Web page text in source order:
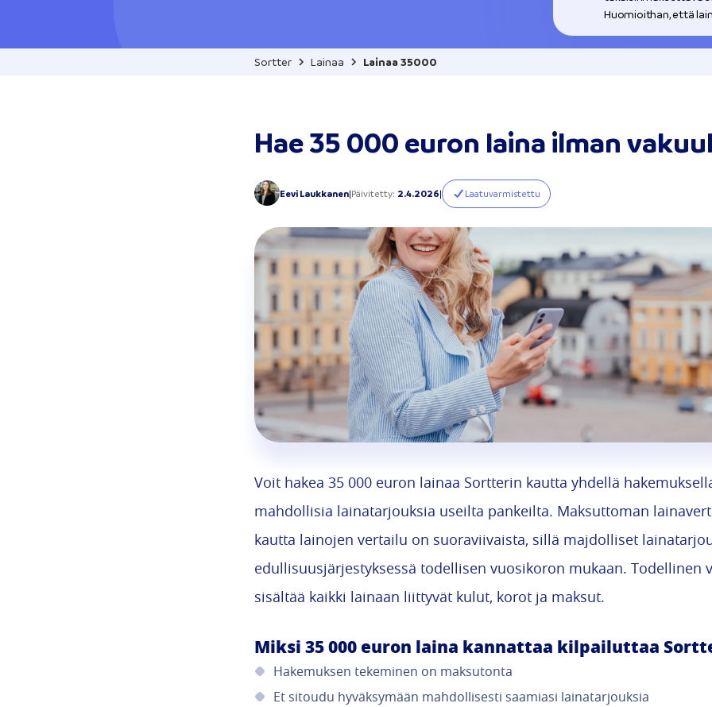
Huomioithan, että
Sortter Lainaa Lainaa 35000
Hae 35 000 euron laina ilman
Eevi Laukkanen|Päivitetty: 2.4.2026| Laatuvarmistettu
Voit hakea 35 000 euron lainaa Sortterin kautta yhdellä
mahdollisia lainatarjouksia useilta pankeilta. Maksuttoman
kautta lainojen vertailu on suoraviivaista, sillä majdolliset
edullisuusjärjestyksessä todellisen vuosikoron mukaan. Todellinen
sisältää kaikki lainaan liittyvät kulut, korot ja maksut.
Miksi 35 000 euron laina kannattaa kilpailuttaa
Hakemuksen tekeminen on maksutonta
Et sitoudu hyväksymään mahdollisesti saamiasi lainatarjouksia